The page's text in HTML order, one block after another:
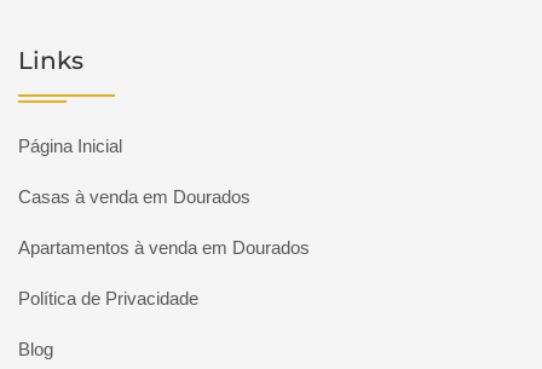
Links
Página Inicial
Casas à venda em Dourados
Apartamentos à venda em Dourados
Política de Privacidade
Blog